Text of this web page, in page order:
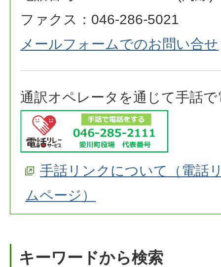
ファクス：046-286-5021
メールフォームでのお問い合せ
通訳オペレータを通じて手話
手話リンクについて（電話
ムページ）
キーワードから検索